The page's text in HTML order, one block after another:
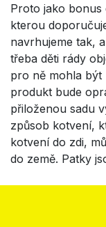
Proto jako bonus
kterou
navrhujeme tak,
třeba děti rády
pro ně mohla být
produkt bude
přiloženou sadu
způsob kotvení,
kotvení do zdi,
do země. Patky